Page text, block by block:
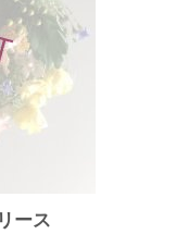
ース